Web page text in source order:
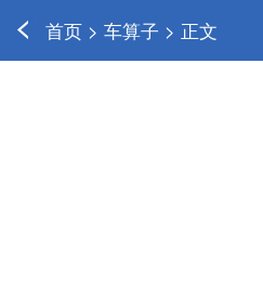
首页 > 车算子 > 正文